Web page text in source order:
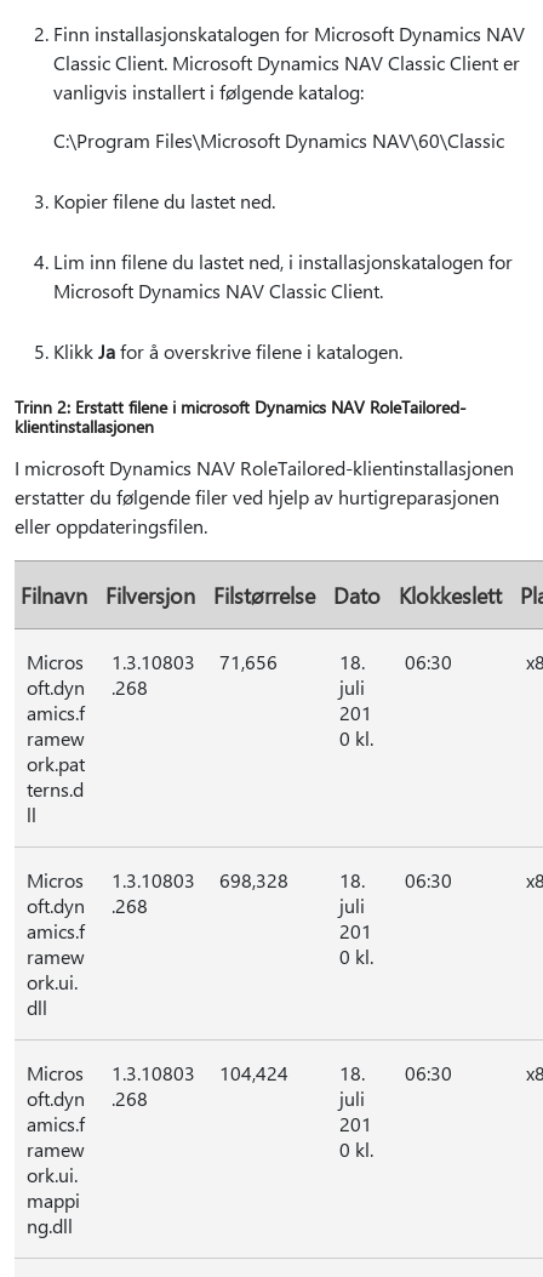
Finn installasjonskatalogen for Microsoft Dynamics NAV
Classic Client. Microsoft Dynamics NAV Classic Client er
vanligvis installert i følgende katalog:
C:\Program Files\Microsoft Dynamics NAV\60\Classic
Kopier filene du lastet ned.
Lim inn filene du lastet ned, i installasjonskatalogen for
Microsoft Dynamics NAV Classic Client.
KlikkJafor å overskrive filene i katalogen.
Trinn 2: Erstatt filene i microsoft Dynamics NAV RoleTailored-
klientinstallasjonen
I microsoft Dynamics NAV RoleTailored-klientinstallasjonen
erstatter du følgende filer ved hjelp av hurtigreparasjonen
eller oppdateringsfilen.
Filnavn Filversjon Filstørrelse Dato Klokkeslett
Micros
oft.dyn
amics.f
ramew
ork.pat
terns.d
ll
1.3.10803
.268
71,656
18.
juli
201
0 kl.
06:30
Micros
oft.dyn
amics.f
ramew
ork.ui.
dll
1.3.10803
.268
698,328
18.
juli
201
0 kl.
06:30
Micros
oft.dyn
amics.f
ramew
ork.ui.
mappi
ng.dll
1.3.10803
.268
104,424
18.
juli
201
0 kl.
06:30